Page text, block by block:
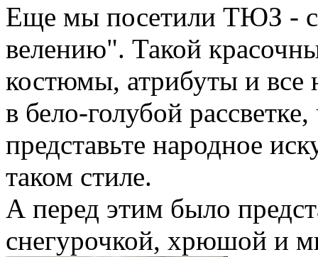
Еще мы посетили ТЮЗ -
велению". Такой
костюмы, атрибуты и все
в бело-голубой
представьте народное
таком стиле.
А перед этим было
снегурочкой, хрюшой и